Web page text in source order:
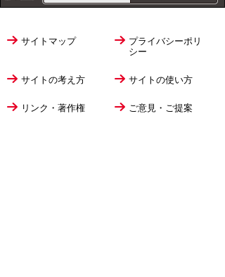
サイトマップ
プライバシーポリ
シー
サイトの考え方 サイトの使い方
リンク・著作権 ご意見・ご提案